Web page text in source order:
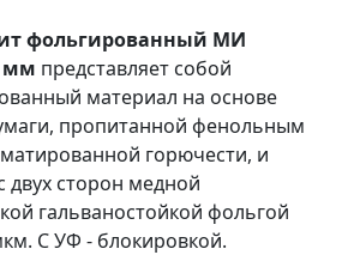
фольгированный МИ
мм представляет собой
материал на основе
пропитанной фенольным
горючести, и
сторон медной
гальваностойкой фольгой
С УФ - блокировкой.